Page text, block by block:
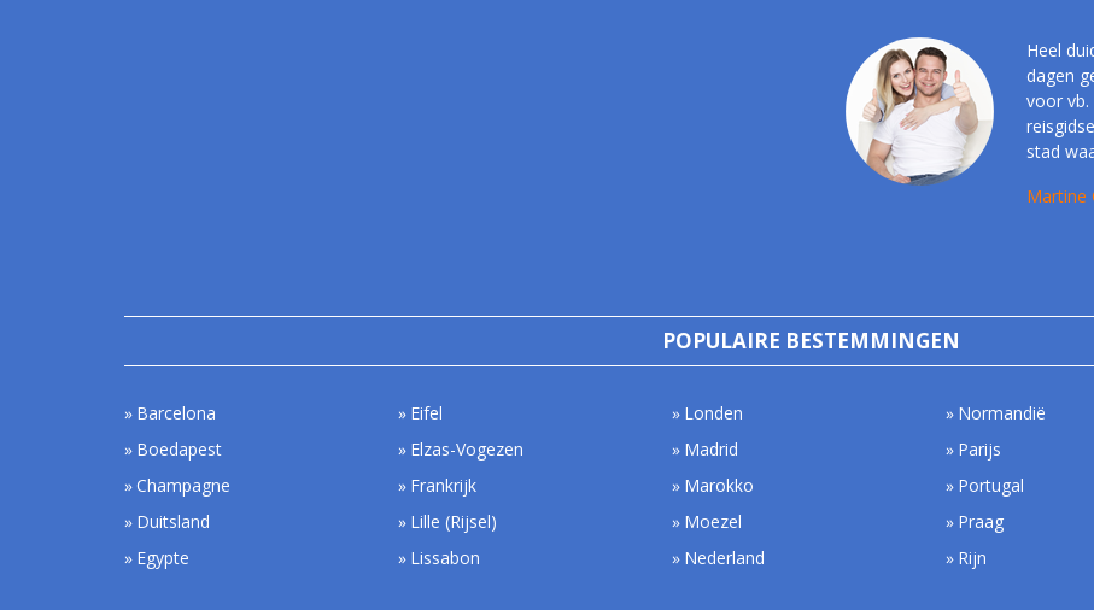
Heel
dagen
voor
stad
Martine
POPULAIRE BESTEMMINGEN
Barcelona
Boedapest
Champagne
Duitsland
Egypte
Eifel
Elzas-Vogezen
Frankrijk
Lille (Rijsel)
Lissabon
Londen
Madrid
Marokko
Moezel
Nederland
Normandië
Parijs
Portugal
Praag
Rijn